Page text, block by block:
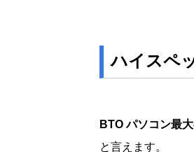
ハイスペ
BTO パソコン最
と言えます。